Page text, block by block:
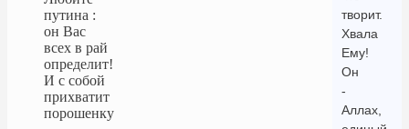
творит.
Хвала
Ему!
Он
-
Аллах,
путина :
он Вас
всех в рай
определит!
И с собой
прихватит
порошенку